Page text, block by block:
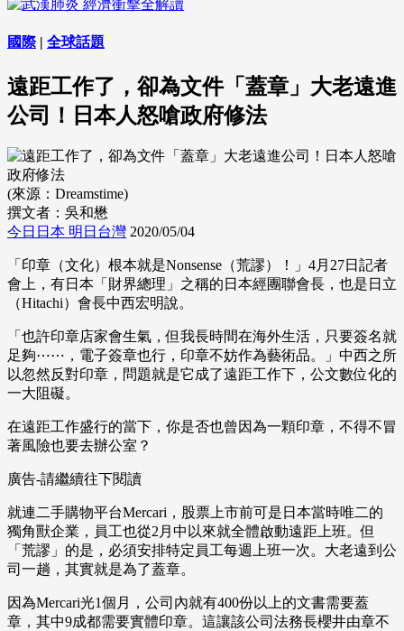
國際| 全球話題
遠距工作了，卻為文件「蓋章」大老遠進
公司！日本人怒嗆政府修法
(來源：Dreamstime)
撰文者：吳和懋
今日日本 明日台灣 2020/05/04
「印章（文化）根本就是Nonsense（荒謬）！」4月27日記者
會上，有日本「財界總理」之稱的日本經團聯會長，也是日立
（Hitachi）會長中西宏明說。
「也許印章店家會生氣，但我長時間在海外生活，只要簽名就
足夠⋯⋯，電子簽章也行，印章不妨作為藝術品。」中西之所
以忽然反對印章，問題就是它成了遠距工作下，公文數位化的
一大阻礙。
在遠距工作盛行的當下，你是否也曾因為一顆印章，不得不冒
著風險也要去辦公室？
廣告-請繼續往下閱讀
就連二手購物平台Mercari，股票上市前可是日本當時唯二的
獨角獸企業，員工也從2月中以來就全體啟動遠距上班。但
「荒謬」的是，必須安排特定員工每週上班一次。大老遠到公
司一趟，其實就是為了蓋章。
因為Mercari光1個月，公司內就有400份以上的文書需要蓋
章，其中9成都需要實體印章。這讓該公司法務長櫻井由章不